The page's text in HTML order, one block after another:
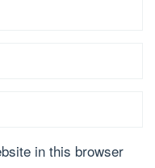
in this browser